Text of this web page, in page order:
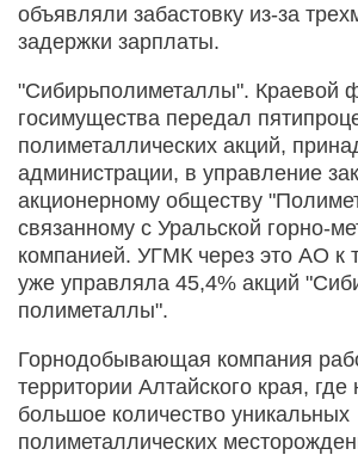
объявляли забастовку из-за
задержки зарплаты.
"Сибирьполиметаллы". Краевой
госимущества передал
полиметаллических акций,
администрации, в управление
акционерному обществу
связанному с Уральской горно-
компанией. УГМК через это АО к
уже управляла 45,4% акций
полиметаллы".
Горнодобывающая компания
территории Алтайского края, где
большое количество уникальных
полиметаллических